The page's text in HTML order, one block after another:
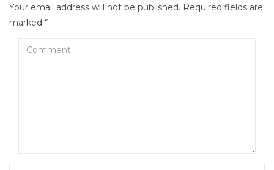
Your email address will not be published. Required fields are
marked *
Comment